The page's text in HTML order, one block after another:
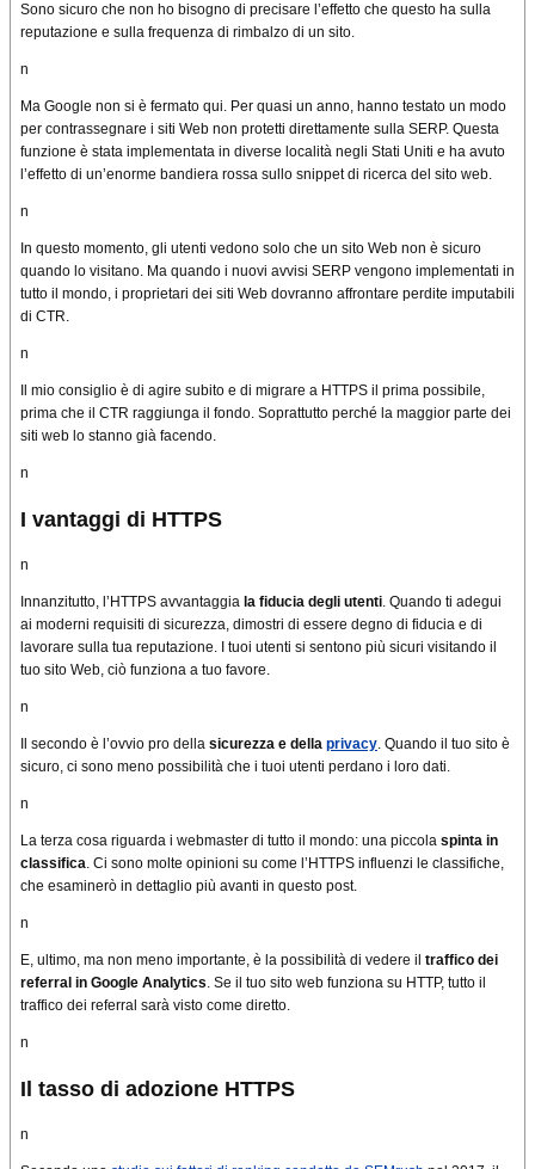
Sono sicuro che non ho bisogno di precisare l’effetto che questo ha sulla
reputazione e sulla frequenza di rimbalzo di un sito.
n
Ma Google non si è fermato qui. Per quasi un anno, hanno testato un modo
per contrassegnare i siti Web non protetti direttamente sulla SERP. Questa
funzione è stata implementata in diverse località negli Stati Uniti e ha avuto
l’effetto di un’enorme bandiera rossa sullo snippet di ricerca del sito web.
n
In questo momento, gli utenti vedono solo che un sito Web non è sicuro
quando lo visitano. Ma quando i nuovi avvisi SERP vengono implementati in
tutto il mondo, i proprietari dei siti Web dovranno affrontare perdite imputabili
di CTR.
n
Il mio consiglio è di agire subito e di migrare a HTTPS il prima possibile,
prima che il CTR raggiunga il fondo. Soprattutto perché la maggior parte dei
siti web lo stanno già facendo.
n
I vantaggi di HTTPS
n
Innanzitutto, l’HTTPS avvantaggia la fiducia degli utenti. Quando ti adegui
ai moderni requisiti di sicurezza, dimostri di essere degno di fiducia e di
lavorare sulla tua reputazione.
I tuoi utenti si sentono più sicuri visitando il
tuo sito Web, ciò funziona a tuo favore.
n
Il secondo è l’ovvio pro della sicurezza e della privacy. Quando il tuo sito è
sicuro, ci sono meno possibilità che i tuoi utenti perdano i loro dati.
n
La terza cosa riguarda i webmaster di tutto il mondo: una piccola spinta in
classifica. Ci sono molte opinioni su come l’HTTPS influenzi le classifiche,
che esaminerò in dettaglio più avanti in questo post.
n
E, ultimo, ma non meno importante, è la possibilità di vedere il traffico dei
referral in Google Analytics. Se il tuo sito web funziona su HTTP, tutto il
traffico dei referral sarà visto come diretto.
n
Il tasso di adozione HTTPS
n